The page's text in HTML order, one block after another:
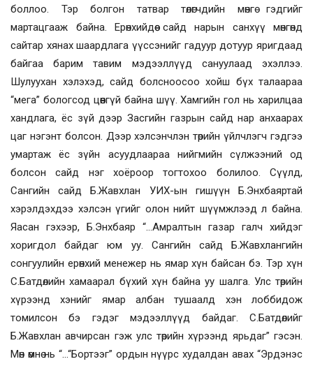
боллоо. Тэр болгон татвар төлөгчдийн мөнгө гэдгийг
мартацгааж байна. Ерөнхийдөө сайд нарын санхүү мөнгөнд
сайтар хянах шаардлага үүссэнийг гадуур дотуур яригдаад
байгаа барим тавим мэдээллүүд сануулаад эхэллээ.
Шулуухан хэлэхэд, сайд болсноосоо хойш бүх талаараа
“мега” бологсод цөөнгүй байна шүү. Хамгийн гол нь харилцаа
хандлага, ёс зүй дээр Засгийн газрын сайд нар анхаарах
цаг нэгэнт болсон. Дээр хэлсэнчлэн төрийн үйлчлэгч гэдгээ
умартаж ёс зүйн асуудлаараа нийгмийн сүлжээний од
болсон сайд нэг хоёроор тогтохоо болилоо. Сүүлд,
Сангийн сайд Б.Жавхлан УИХ-ын гишүүн Б.Энхбаяртай
хэрэлдэхдээ хэлсэн үгийг олон нийт шүүмжлээд л байна.
Яасан гэхээр, Б.Энхбаяр “…Амралтын газар галч хийдэг
хоригдол байдаг юм уу. Сангийн сайд Б.Жавхлангийн
сонгуулийн ерөнхий менежер нь ямар хүн байсан бэ. Тэр хүн
С.Батдөлийн хамаарал бүхий хүн байна уу шалга. Улс төрийн
хүрээнд хэнийг ямар албан тушаалд хэн лоббидож
томилсон бэ гэдэг мэдээллүүд байдаг. С.Батдөлийг
Б.Жавхлан авчирсан гэж улс төрийн хүрээнд ярьдаг” гэсэн.
Мөн өмнө нь “...“Бортээг” ордын нүүрс худалдан авах “Эрдэнэс